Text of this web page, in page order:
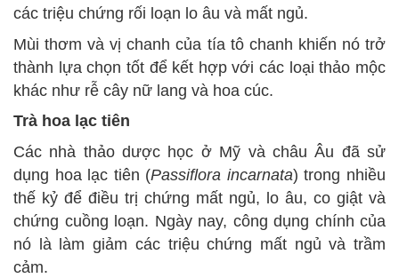
các triệu chứng rối loạn lo âu và mất ngủ.
Mùi thơm và vị chanh của tía tô chanh khiến nó trở
thành lựa chọn tốt để kết hợp với các loại thảo mộc
khác như rễ cây nữ lang và hoa cúc.
Trà hoa lạc tiên
Các nhà thảo dược học ở Mỹ và châu Âu đã sử
dụng hoa lạc tiên (Passiflora incarnata) trong nhiều
thế kỷ để điều trị chứng mất ngủ, lo âu, co giật và
chứng cuồng loạn. Ngày nay, công dụng chính của
nó là làm giảm các triệu chứng mất ngủ và trầm
cảm.